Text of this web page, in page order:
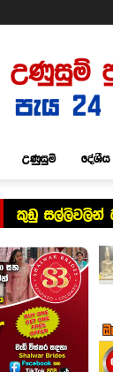
Dasatha
Lanka
News
උණුසුම් දේශීය
කුඩු සල්ලිවලින්